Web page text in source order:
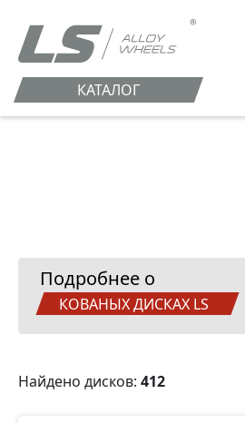
КАТАЛОГ
Подробнее о
КОВАНЫХ ДИСКАХ LS
Найдено дисков: 412